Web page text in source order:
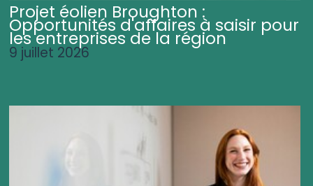
Projet éolien Broughton :
Opportunités d'affaires à saisir pour
les entreprises de la région
9 juillet 2026